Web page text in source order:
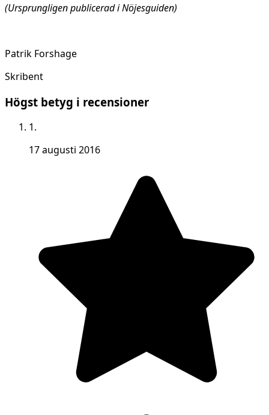
(Ursprungligen publicerad i Nöjesguiden)
Patrik Forshage
Skribent
Högst betyg i recensioner
1.
17 augusti 2016